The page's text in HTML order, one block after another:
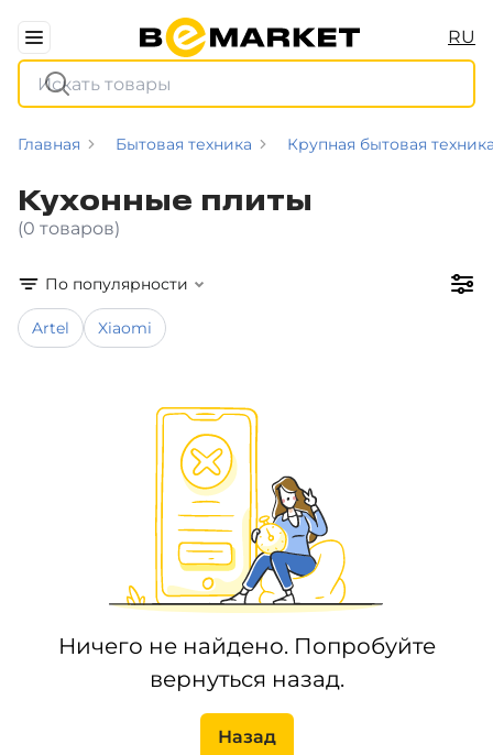
RU
Главная Бытовая техника Крупная бытовая
Кухонные плиты
(0 товаров)
По популярности
Artel Xiaomi
Ничего не найдено. Попробуйте
вернуться назад.
Назад